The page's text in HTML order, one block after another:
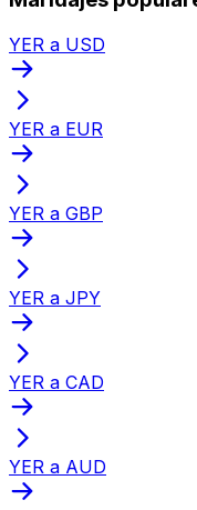
YER a USD
YER a EUR
YER a GBP
YER a JPY
YER a CAD
YER a AUD